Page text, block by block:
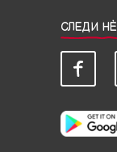
СЛЕДИ НЀ